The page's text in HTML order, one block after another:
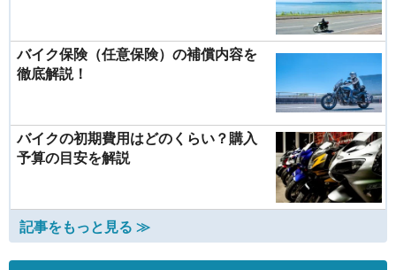
バイク保険（任意保険）の補償内容を
徹底解説！
バイクの初期費用はどのくらい？購入
予算の目安を解説
記事をもっと見る ≫